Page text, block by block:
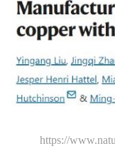
https://